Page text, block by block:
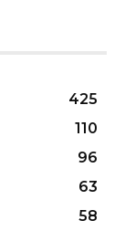
425
110
96
63
58